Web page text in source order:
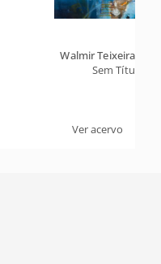
Walmir Teixeira Da
Sem Título
Ver acervo